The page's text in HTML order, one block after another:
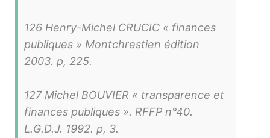
126 Henry-Michel CRUCIC « finances
publiques » Montchrestien édition
2003. p, 225.
127 Michel BOUVIER « transparence et
finances publiques ». RFFP n°40.
L.G.D.J. 1992. p, 3.